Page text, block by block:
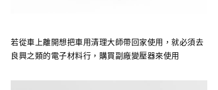
若從車上離開想把車用清理大師帶回家使用，就必須去
良興之類的電子材料行，購買副廠變壓器來使用